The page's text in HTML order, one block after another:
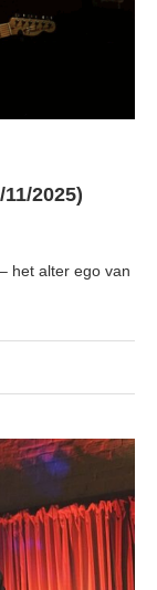
2025)
het alter ego van